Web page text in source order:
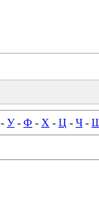
- У- Ф - Х - Ц - Ч -